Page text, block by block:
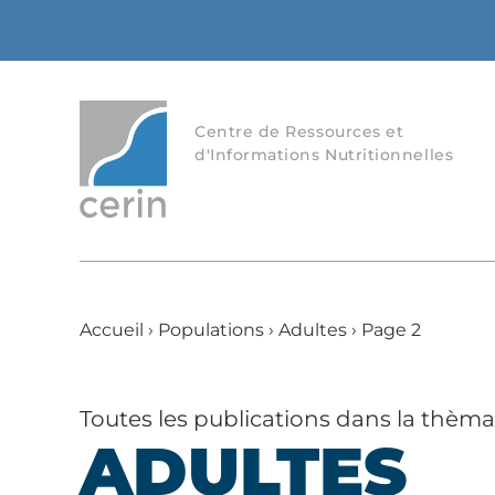
Centre de Ressources et
d'Informations Nutritionnelles
Accueil › Populations › Adultes › Page 2
Toutes les publications dans la
ADULTES